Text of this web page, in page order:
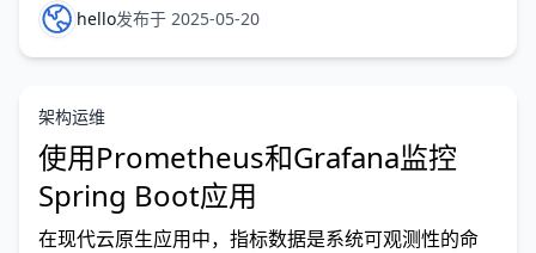
过早优化，但如果此时为不同的Web属性选择一组合
理的子域名，将有助于你避免后续出现以下这些头疼的
hello发布于 2025-05-20
架构运维
使用Prometheus和Grafana监控
Spring Boot应用
在现代云原生应用中，指标数据是系统可观测性的命